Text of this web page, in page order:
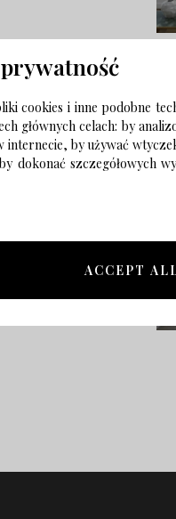
cookies i inne podobne
głównych celach: by
by używać
dokonać szczegółowych
ACCEPT